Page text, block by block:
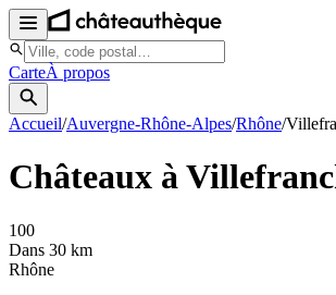
CarteÀ propos
Accueil/Auvergne-Rhône-Alpes/Rhône/
Châteaux à
100
Dans 30 km
Rhône